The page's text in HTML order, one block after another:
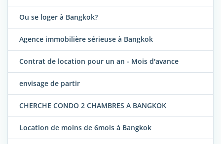
Ou se loger à Bangkok?
Agence immobilière sérieuse à Bangkok
Contrat de location pour un an - Mois d'avance
envisage de partir
CHERCHE CONDO 2 CHAMBRES A BANGKOK
Location de moins de 6mois à Bangkok